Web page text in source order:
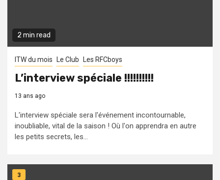
2 min read
ITW du mois Le Club Les RFCboys
L’interview spéciale !!!!!!!!!!
13 ans ago
L'interview spéciale sera l'événement incontournable,
inoubliable, vital de la saison ! Où l'on apprendra en autre
les petits secrets, les...
3